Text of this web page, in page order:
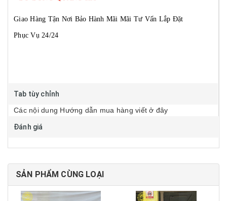
Giao Hàng Tận Nơi Bảo Hành Mãi Mãi Tư Vấn Lắp Đặt
Phục Vụ 24/24
Tab tùy chỉnh
Các nội dung Hướng dẫn mua hàng viết ở đây
Đánh giá
SẢN PHẨM CÙNG LOẠI